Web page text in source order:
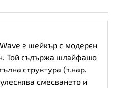
Wave е шейкър с модерен
Той съдържа шлайфащо
структура (т.нар.
смесването и